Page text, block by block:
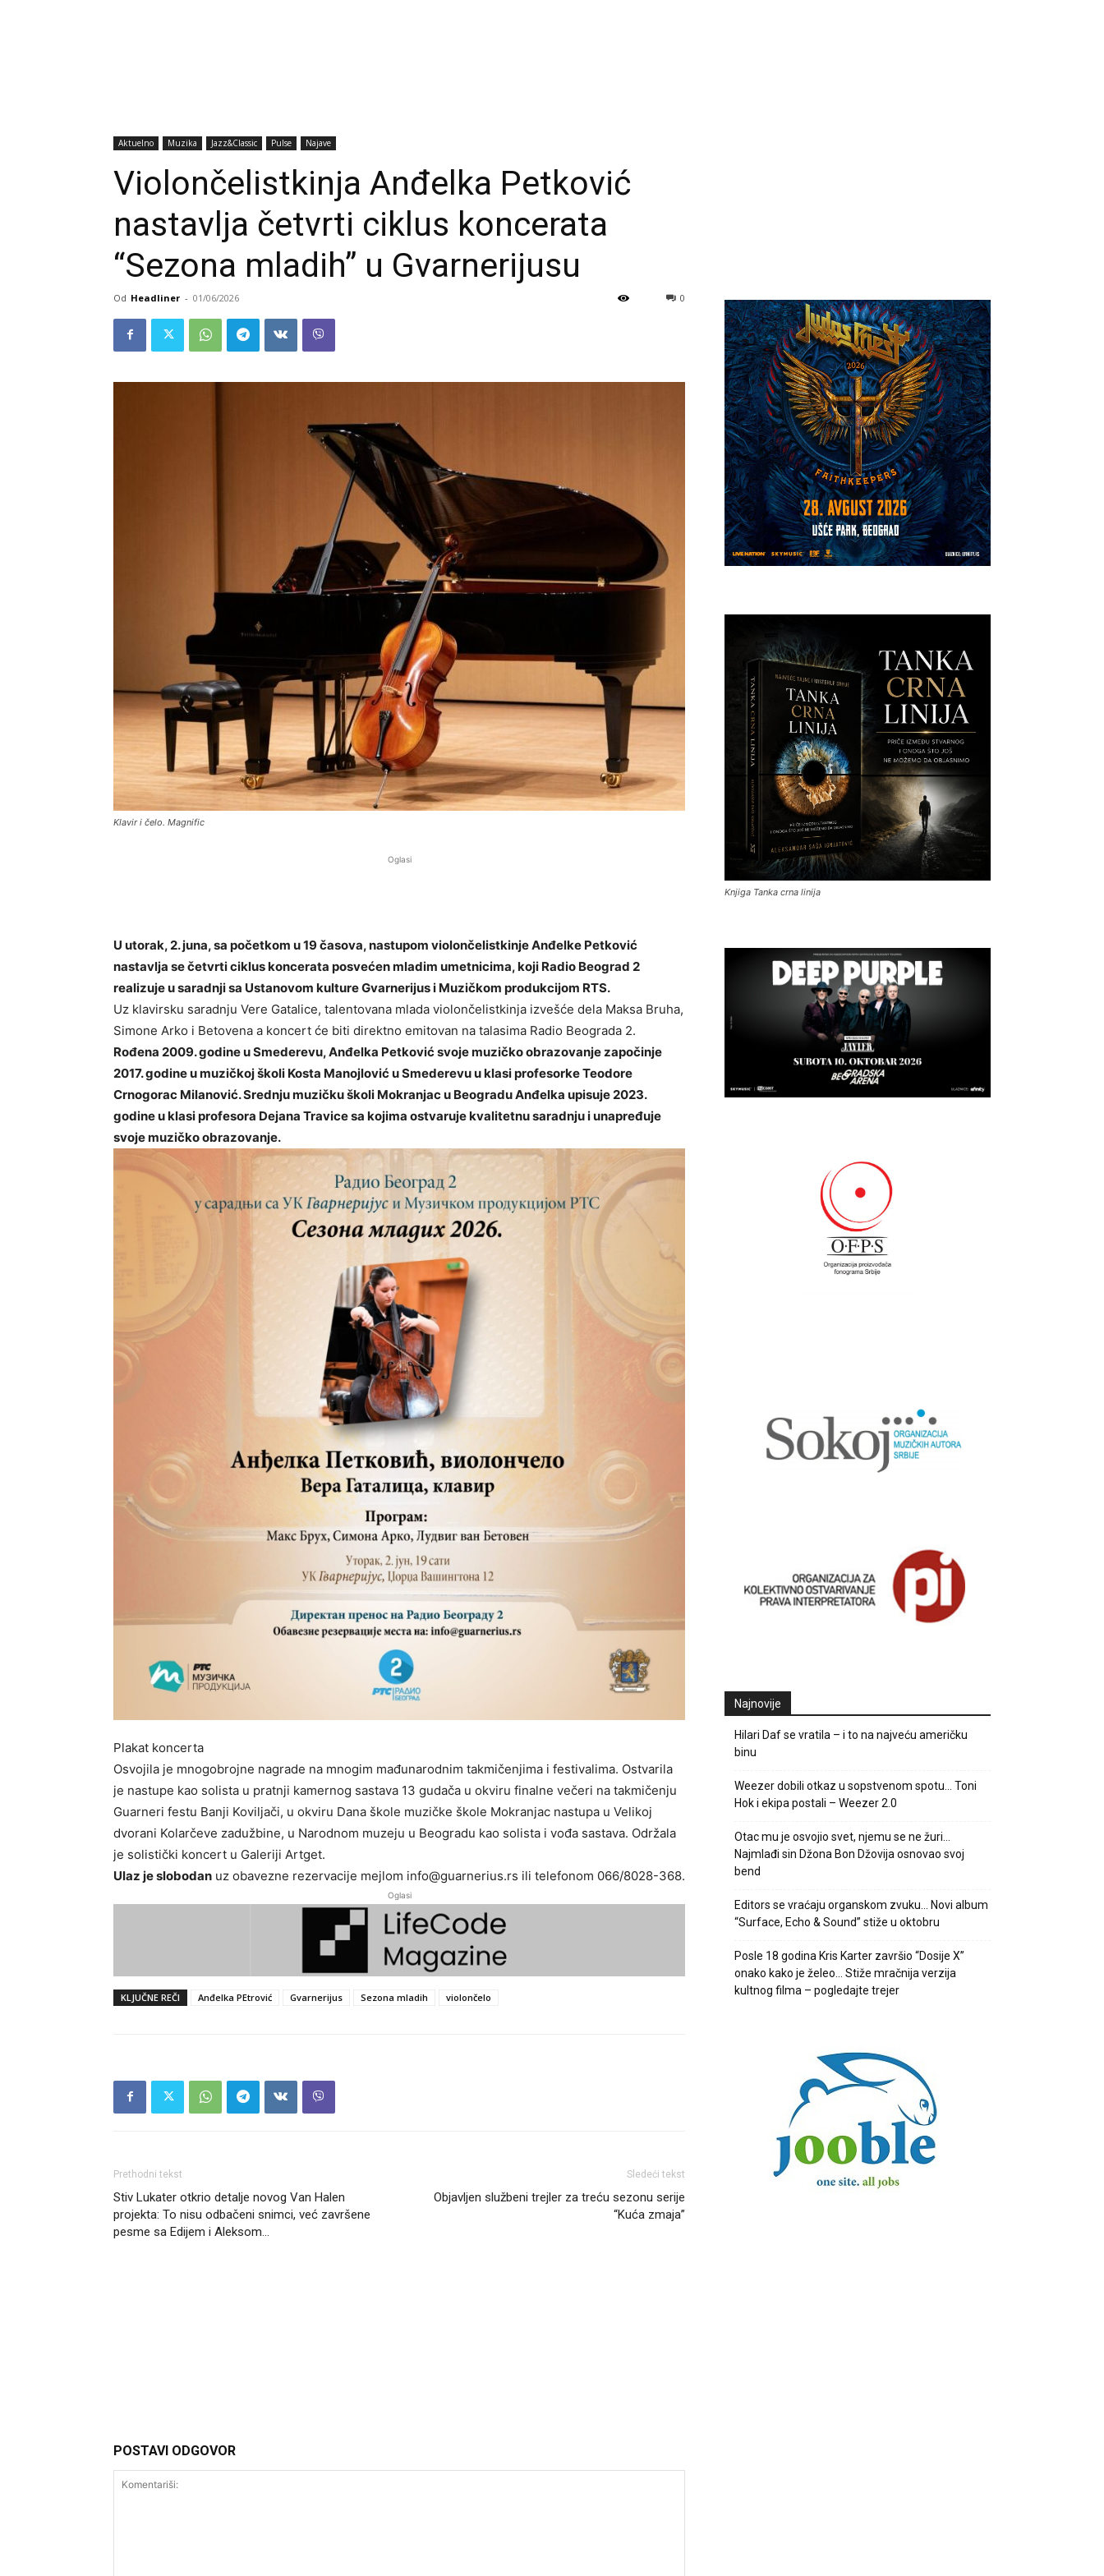
Aktuelno Muzika Jazz&Classic Pulse Najave
Violončelistkinja Anđelka Petković
nastavlja četvrti ciklus koncerata
“Sezona mladih” u Gvarnerijusu
Od Headliner - 01/06/2026 0
Klavir i čelo. Magnific
Oglasi
U utorak, 2. juna, sa početkom u 19 časova, nastupom violončelistkinje Anđelke Petković
nastavlja se četvrti ciklus koncerata posvećen mladim umetnicima, koji Radio Beograd 2
realizuje u saradnji sa Ustanovom kulture Gvarnerijus i Muzičkom produkcijom RTS.
Uz klavirsku saradnju Vere Gatalice, talentovana mlada violončelistkinja izvešće dela Maksa Bruha,
Simone Arko i Betovena a koncert će biti direktno emitovan na talasima Radio Beograda 2.
Rođena 2009. godine u Smederevu, Anđelka Petković svoje muzičko obrazovanje započinje
2017. godine u muzičkoj školi Kosta Manojlović u Smederevu u klasi profesorke Teodore
Crnogorac Milanović. Srednju muzičku školi Mokranjac u Beogradu Anđelka upisuje 2023.
godine u klasi profesora Dejana Travice sa kojima ostvaruje kvalitetnu saradnju i unapređuje
svoje muzičko obrazovanje.
Plakat koncerta
Osvojila je mnogobrojne nagrade na mnogim mađunarodnim takmičenjima i festivalima. Ostvarila
je nastupe kao solista u pratnji kamernog sastava 13 gudača u okviru finalne večeri na takmičenju
Guarneri festu Banji Koviljači, u okviru Dana škole muzičke škole Mokranjac nastupa u Velikoj
dvorani Kolarčeve zadužbine, u Narodnom muzeju u Beogradu kao solista i vođa sastava. Održala
je solistički koncert u Galeriji Artget.
Ulaz je slobodan uz obavezne rezervacije mejlom info@guarnerius.rs ili telefonom 066/8028-368.
Oglasi
KLJUČNE REČI Anđelka PEtrović Gvarnerijus Sezona mladih violončelo
Prethodni tekst
Stiv Lukater otkrio detalje novog Van Halen
projekta: To nisu odbačeni snimci, već završene
pesme sa Edijem i Aleksom…
Sledeći tekst
Objavljen službeni trejler za treću sezonu serije
“Kuća zmaja”
POSTAVI ODGOVOR
Knjiga Tanka crna linija
Najnovije
Hilari Daf se vratila – i to na najveću američku
binu
Weezer dobili otkaz u sopstvenom spotu… Toni
Hok i ekipa postali – Weezer 2.0
Otac mu je osvojio svet, njemu se ne žuri…
Najmlađi sin Džona Bon Džovija osnovao svoj
bend
Editors se vraćaju organskom zvuku… Novi album
“Surface, Echo & Sound” stiže u oktobru
Posle 18 godina Kris Karter završio “Dosije X”
onako kako je želeo… Stiže mračnija verzija
kultnog filma – pogledajte trejer